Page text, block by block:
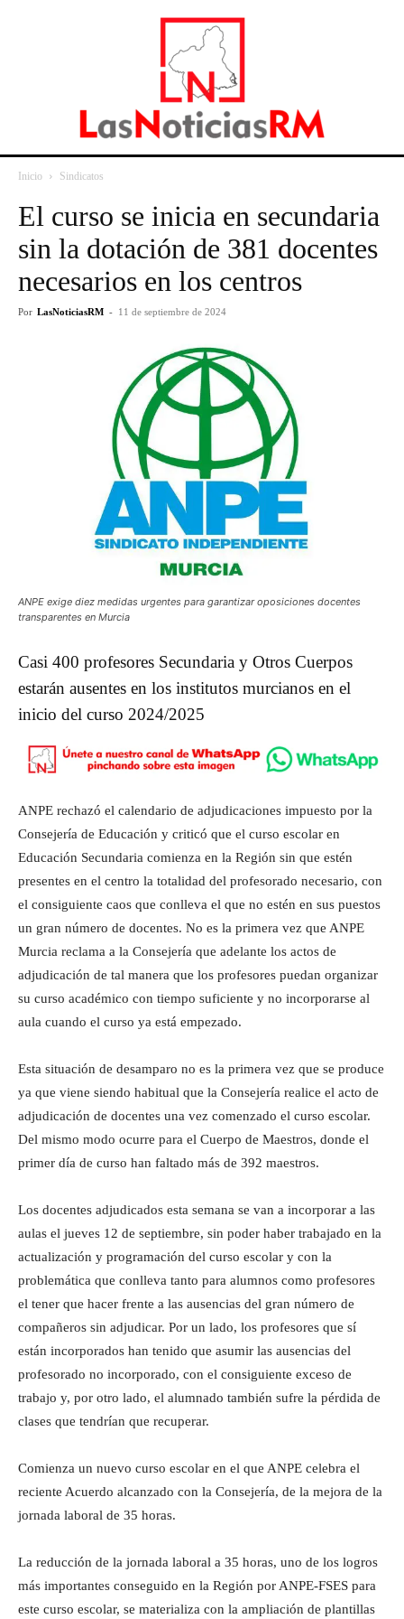
Inicio Sindicatos
El curso se inicia en secundaria
sin la dotación de 381 docentes
necesarios en los centros
Por LasNoticiasRM - 11 de septiembre de 2024
ANPE exige diez medidas urgentes para garantizar oposiciones docentes
transparentes en Murcia
Casi 400 profesores Secundaria y Otros Cuerpos
estarán ausentes en los institutos murcianos en el
inicio del curso 2024/2025
ANPE rechazó el calendario de adjudicaciones impuesto por la
Consejería de Educación y criticó que el curso escolar en
Educación Secundaria comienza en la Región sin que estén
presentes en el centro la totalidad del profesorado necesario, con
el consiguiente caos que conlleva el que no estén en sus puestos
un gran número de docentes. No es la primera vez que ANPE
Murcia reclama a la Consejería que adelante los actos de
adjudicación de tal manera que los profesores puedan organizar
su curso académico con tiempo suficiente y no incorporarse al
aula cuando el curso ya está empezado.
Esta situación de desamparo no es la primera vez que se produce
ya que viene siendo habitual que la Consejería realice el acto de
adjudicación de docentes una vez comenzado el curso escolar.
Del mismo modo ocurre para el Cuerpo de Maestros, donde el
primer día de curso han faltado más de 392 maestros.
Los docentes adjudicados esta semana se van a incorporar a las
aulas el jueves 12 de septiembre, sin poder haber trabajado en la
actualización y programación del curso escolar y con la
problemática que conlleva tanto para alumnos como profesores
el tener que hacer frente a las ausencias del gran número de
compañeros sin adjudicar. Por un lado, los profesores que sí
están incorporados han tenido que asumir las ausencias del
profesorado no incorporado, con el consiguiente exceso de
trabajo y, por otro lado, el alumnado también sufre la pérdida de
clases que tendrían que recuperar.
Comienza un nuevo curso escolar en el que ANPE celebra el
reciente Acuerdo alcanzado con la Consejería, de la mejora de la
jornada laboral de 35 horas.
La reducción de la jornada laboral a 35 horas, uno de los logros
más importantes conseguido en la Región por ANPE-FSES para
este curso escolar, se materializa con la ampliación de plantillas